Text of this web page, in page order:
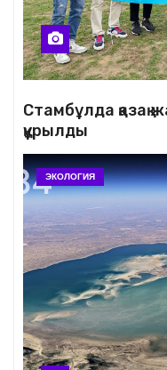
Стамбұлда
құрылды
ЭКОЛОГИЯ